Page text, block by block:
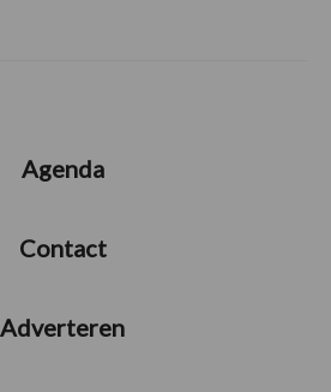
Agenda
Contact
Adverteren